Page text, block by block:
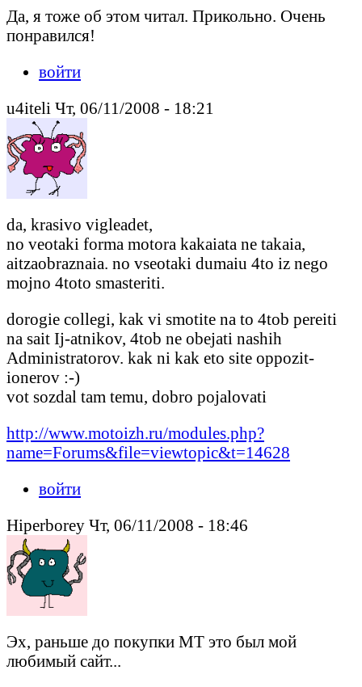
Да, я тоже об этом читал. Прикольно. Очень
понравился!
войти
u4iteli Чт, 06/11/2008 - 18:21
da, krasivo vigleadet,
no veotaki forma motora kakaiata ne takaia,
aitzaobraznaia. no vseotaki dumaiu 4to iz nego
mojno 4toto smasteriti.
dorogie collegi, kak vi smotite na to 4tob pereiti
na sait Ij-atnikov, 4tob ne obejati nashih
Administratorov. kak ni kak eto site oppozit-
ionerov :-)
vot sozdal tam temu, dobro pojalovati
http://www.motoizh.ru/modules.php?
name=Forums&file=viewtopic&t=14628
войти
Hiperborey Чт, 06/11/2008 - 18:46
Эх, раньше до покупки МТ это был мой
любимый сайт...